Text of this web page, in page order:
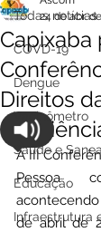
Todas notícias
COVD-19
Dengue
Vacinômetro
Saúde e
Educação
Infraestrutura
Capixaba
Direitos
24 de abr.
A III
Pessoa
de abril de